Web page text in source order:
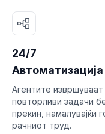
24/7
Автоматизација
Агентите извршуваат
повторливи задачи
прекин, намалувајќи
рачниот труд.